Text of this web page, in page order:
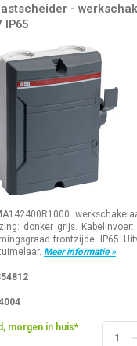
lastscheider -
IP65
donker grijs.
frontzijde: IP65.
Meer informatie »
morgen in huis*